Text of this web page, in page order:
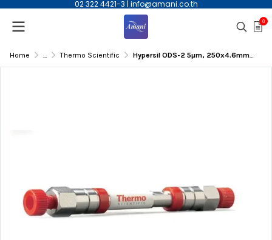
02 322 4421-3 | info@amani.co.th
0
Home ... Thermo Scientific Hypersil ODS-2 5µm, 250x4.6mmID HPLC Column | 31605-254630